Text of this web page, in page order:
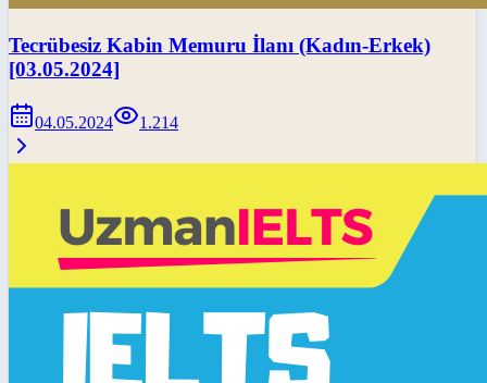
Tecrübesiz Kabin Memuru İlanı (Kadın-Erkek)
[03.05.2024]
04.05.2024 1.214